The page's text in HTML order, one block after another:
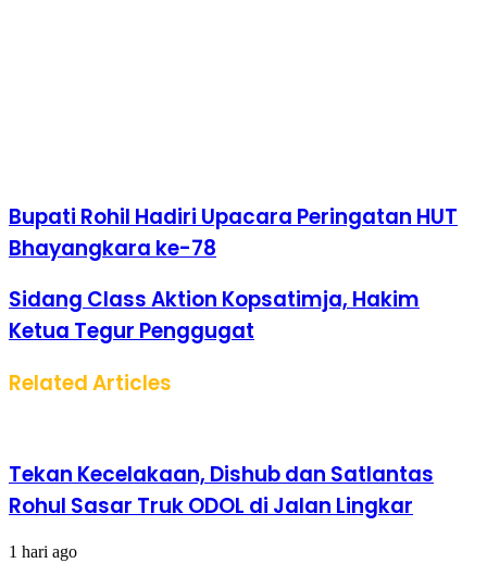
Bupati Rohil Hadiri Upacara Peringatan HUT
Bhayangkara ke-78
Sidang Class Aktion Kopsatimja, Hakim
Ketua Tegur Penggugat
Related Articles
Tekan Kecelakaan, Dishub dan Satlantas
Rohul Sasar Truk ODOL di Jalan Lingkar
1 hari ago